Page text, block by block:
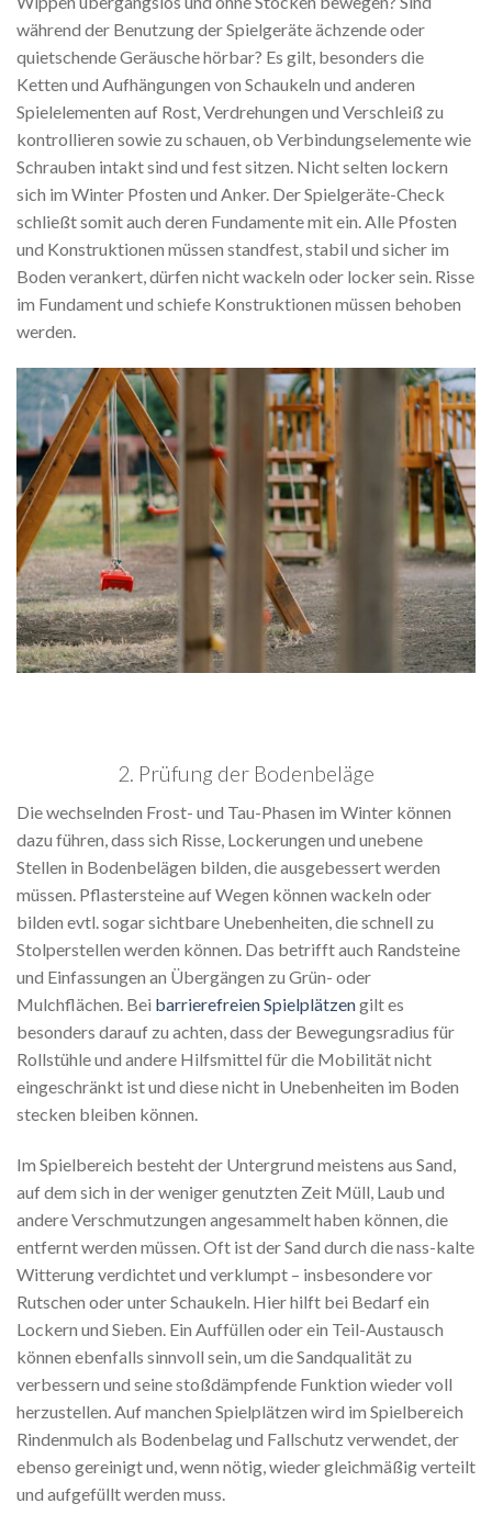
während der Benutzung der Spielgeräte ächzende oder
quietschende Geräusche hörbar? Es gilt, besonders die
Ketten und Aufhängungen von Schaukeln und anderen
Spielelementen auf Rost, Verdrehungen und Verschleiß zu
kontrollieren sowie zu schauen, ob Verbindungselemente wie
Schrauben intakt sind und fest sitzen. Nicht selten lockern
sich im Winter Pfosten und Anker. Der Spielgeräte-Check
schließt somit auch deren Fundamente mit ein. Alle Pfosten
und Konstruktionen müssen standfest, stabil und sicher im
Boden verankert, dürfen nicht wackeln oder locker sein. Risse
im Fundament und schiefe Konstruktionen müssen behoben
werden.
2. Prüfung der Bodenbeläge
Die wechselnden Frost- und Tau-Phasen im Winter können
dazu führen, dass sich Risse, Lockerungen und unebene
Stellen in Bodenbelägen bilden, die ausgebessert werden
müssen. Pflastersteine auf Wegen können wackeln oder
bilden evtl. sogar sichtbare Unebenheiten, die schnell zu
Stolperstellen werden können. Das betrifft auch Randsteine
und Einfassungen an Übergängen zu Grün- oder
Mulchflächen. Bei barrierefreien Spielplätzengilt es
besonders darauf zu achten, dass der Bewegungsradius für
Rollstühle und andere Hilfsmittel für die Mobilität nicht
eingeschränkt ist und diese nicht in Unebenheiten im Boden
stecken bleiben können.
Im Spielbereich besteht der Untergrund meistens aus Sand,
auf dem sich in der weniger genutzten Zeit Müll, Laub und
andere Verschmutzungen angesammelt haben können, die
entfernt werden müssen. Oft ist der Sand durch die nass-kalte
Witterung verdichtet und verklumpt – insbesondere vor
Rutschen oder unter Schaukeln. Hier hilft bei Bedarf ein
Lockern und Sieben. Ein Auffüllen oder ein Teil-Austausch
können ebenfalls sinnvoll sein, um die Sandqualität zu
verbessern und seine stoßdämpfende Funktion wieder voll
herzustellen. Auf manchen Spielplätzen wird im Spielbereich
Rindenmulch als Bodenbelag und Fallschutz verwendet, der
ebenso gereinigt und, wenn nötig, wieder gleichmäßig verteilt
und aufgefüllt werden muss.